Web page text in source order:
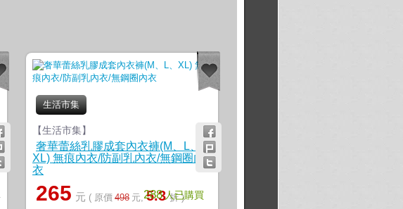
生活市集
288人已購買
【生活市集】
奢華蕾絲乳膠成套內衣褲(M、L、
XL) 無痕內衣/防副乳內衣/無鋼圈內
衣
265 元 ( 原價 498 元,5.3 折 )